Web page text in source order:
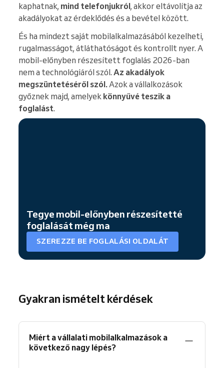
kaphatnak, mind telefonjukról, akkor eltávolítja az
akadályokat az érdeklődés és a bevétel között.
És ha mindezt saját mobilalkalmazásából kezelheti,
rugalmasságot, átláthatóságot és kontrollt nyer. A
mobil-előnyben részesített foglalás 2026-ban
nem a technológiáról szól. Az akadályok
megszüntetéséről szól. Azok a vállalkozások
győznek majd, amelyek könnyűvé teszik a
foglalást.
Tegye mobil-előnyben részesítetté
foglalását még ma
SZEREZZE BE FOGLALÁSI OLDALÁT
Gyakran ismételt kérdések
Miért a vállalati mobilalkalmazások a
következő nagy lépés?